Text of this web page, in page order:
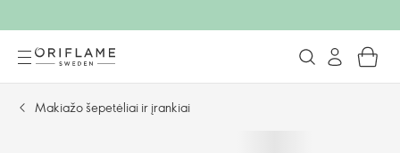
Makiažo šepetėliai ir įrankiai